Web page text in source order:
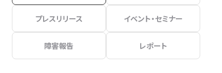
プレスリリース イベント・セミナー
障害報告 レポート